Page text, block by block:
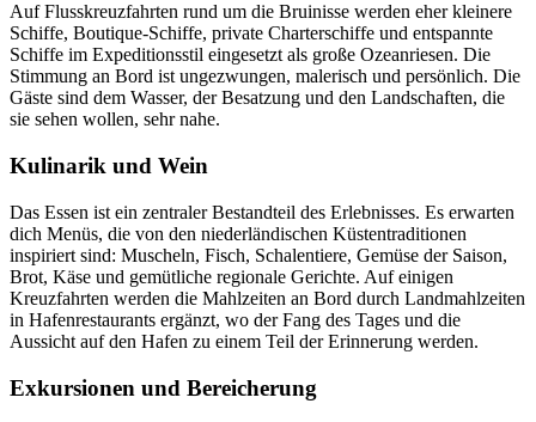
Auf Flusskreuzfahrten rund um die Bruinisse werden eher kleinere
Schiffe, Boutique-Schiffe, private Charterschiffe und entspannte
Schiffe im Expeditionsstil eingesetzt als große Ozeanriesen. Die
Stimmung an Bord ist ungezwungen, malerisch und persönlich. Die
Gäste sind dem Wasser, der Besatzung und den Landschaften, die
sie sehen wollen, sehr nahe.
Kulinarik und Wein
Das Essen ist ein zentraler Bestandteil des Erlebnisses. Es erwarten
dich Menüs, die von den niederländischen Küstentraditionen
inspiriert sind: Muscheln, Fisch, Schalentiere, Gemüse der Saison,
Brot, Käse und gemütliche regionale Gerichte. Auf einigen
Kreuzfahrten werden die Mahlzeiten an Bord durch Landmahlzeiten
in Hafenrestaurants ergänzt, wo der Fang des Tages und die
Aussicht auf den Hafen zu einem Teil der Erinnerung werden.
Exkursionen und Bereicherung